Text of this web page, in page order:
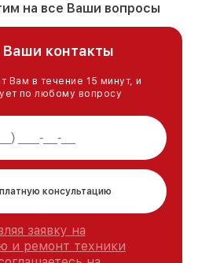
на все Ваши вопросы
Ваши контакты
Вам в течение 15 минут, и
по любому вопросу
консультацию
заявку на
и ремонт техники